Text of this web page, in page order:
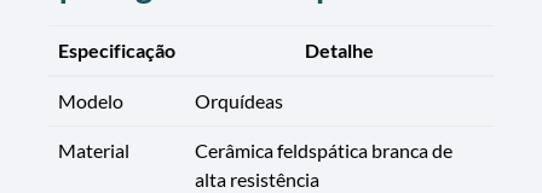
Especificação Detalhe
Modelo Orquídeas
Material
Cerâmica feldspática branca de
alta resistência